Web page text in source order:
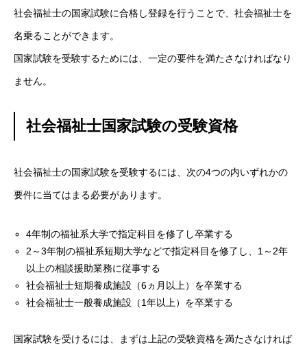
社会福祉士の国家試験に合格し登録を行うことで、社会福祉士を
名乗ることができます。
国家試験を受験するためには、一定の要件を満たさなければなり
ません。
社会福祉士国家試験の受験資格
社会福祉士の国家試験を受験するには、次の4つの内いずれかの
要件に当てはまる必要があります。
4年制の福祉系大学で指定科目を修了し卒業する
2～3年制の福祉系短期大学などで指定科目を修了し、1～2年
以上の相談援助業務に従事する
社会福祉士短期養成施設（6ヵ月以上）を卒業する
社会福祉士一般養成施設（1年以上）を卒業する
国家試験を受けるには、まずは上記の受験資格を満たさなければ